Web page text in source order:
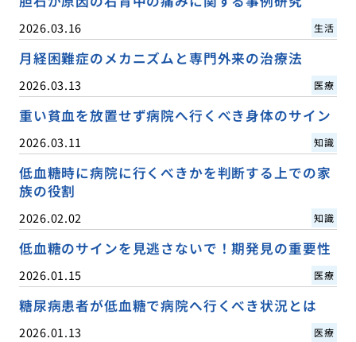
2026.03.16 生活
月経困難症のメカニズムと専門外来の治療法
2026.03.13 医療
重い貧血を放置せず病院へ行くべき身体のサイン
2026.03.11 知識
低血糖時に病院に行くべきかを判断する上での家
族の役割
2026.02.02 知識
低血糖のサインを見逃さないで！期発見の重要性
2026.01.15 医療
糖尿病患者が低血糖で病院へ行くべき状況とは
2026.01.13 医療